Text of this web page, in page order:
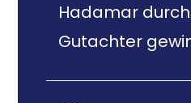
Hadamar
Gutachter